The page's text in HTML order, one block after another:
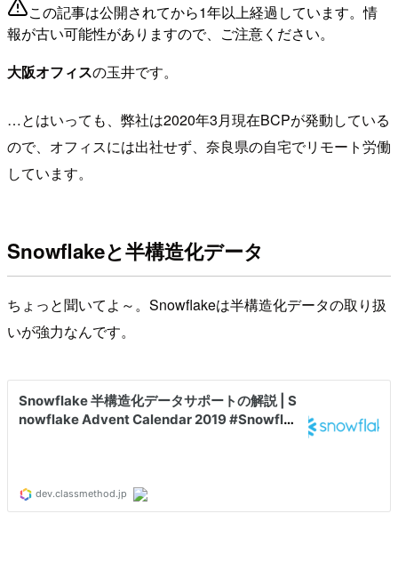
この記事は公開されてから1年以上経過しています。情
報が古い可能性がありますので、ご注意ください。
大阪オフィスの玉井です。
…とはいっても、弊社は2020年3月現在BCPが発動している
ので、オフィスには出社せず、奈良県の自宅でリモート労働
しています。
Snowflakeと半構造化データ
ちょっと聞いてよ～。Snowflakeは半構造化データの取り扱
いが強力なんです。